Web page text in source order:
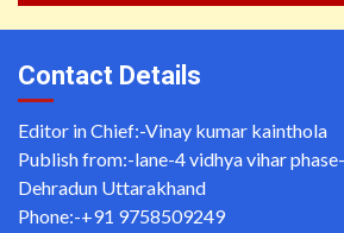
Contact Details
Editor in Chief:-Vinay kumar kainthola
Publish from:-lane-4 vidhya vihar
Dehradun Uttarakhand
Phone:-+91 9758509249